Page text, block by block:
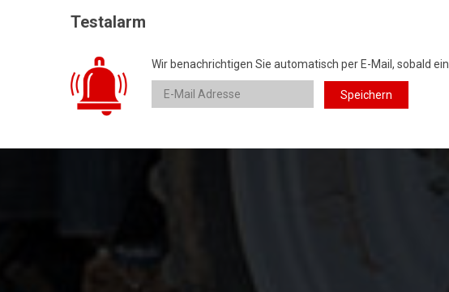
Testalarm
Wir benachrichtigen Sie automatisch per E-Mail, sobald ein
Speichern